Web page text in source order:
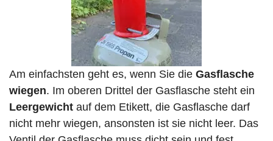
Am einfachsten geht es, wenn Sie die Gasflasche
wiegen. Im oberen Drittel der Gasflasche steht ein
Leergewicht auf dem Etikett, die Gasflasche darf
nicht mehr wiegen, ansonsten ist sie nicht leer. Das